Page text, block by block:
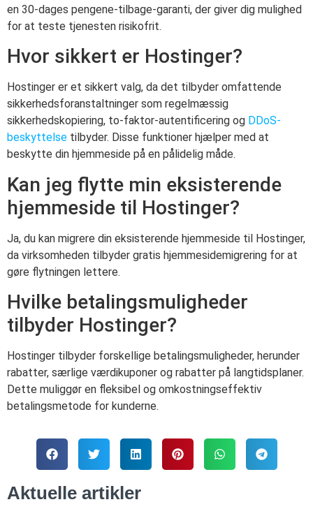
en 30-dages pengene-tilbage-garanti, der giver dig mulighed
for at teste tjenesten risikofrit.
Hvor sikkert er Hostinger?
Hostinger er et sikkert valg, da det tilbyder omfattende
sikkerhedsforanstaltninger som regelmæssig
sikkerhedskopiering, to-faktor-autentificering og DDoS-
beskyttelse tilbyder. Disse funktioner hjælper med at
beskytte din hjemmeside på en pålidelig måde.
Kan jeg flytte min eksisterende
hjemmeside til Hostinger?
Ja, du kan migrere din eksisterende hjemmeside til Hostinger,
da virksomheden tilbyder gratis hjemmesidemigrering for at
gøre flytningen lettere.
Hvilke betalingsmuligheder
tilbyder Hostinger?
Hostinger tilbyder forskellige betalingsmuligheder, herunder
rabatter, særlige værdikuponer og rabatter på langtidsplaner.
Dette muliggør en fleksibel og omkostningseffektiv
betalingsmetode for kunderne.
Aktuelle artikler